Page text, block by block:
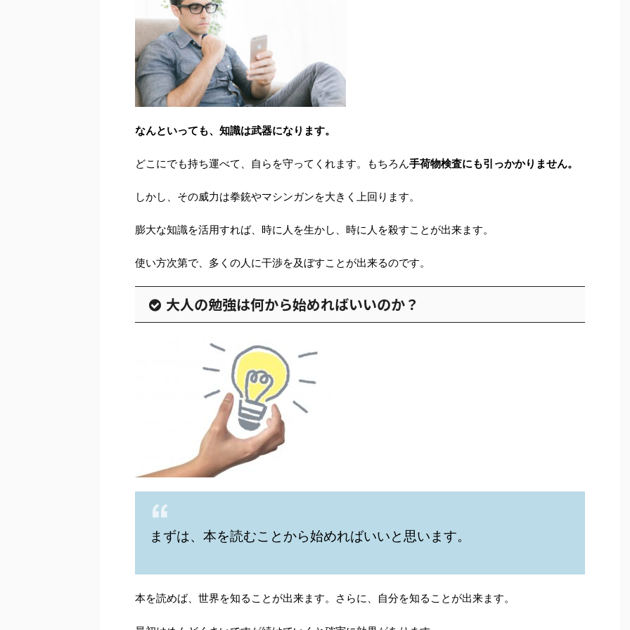
なんといっても、知識は武器になります。
どこにでも持ち運べて、自らを守ってくれます。もちろん手荷物検査にも引っかかりません。
しかし、その威力は拳銃やマシンガンを大きく上回ります。
膨大な知識を活用すれば、時に人を生かし、時に人を殺すことが出来ます。
使い方次第で、多くの人に干渉を及ぼすことが出来るのです。
大人の勉強は何から始めればいいのか？
まずは、本を読むことから始めればいいと思います。
本を読めば、世界を知ることが出来ます。さらに、自分を知ることが出来ます。